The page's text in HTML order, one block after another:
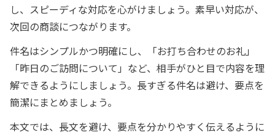
し、スピーディな対応を心がけましょう。素早い対応が、
次回の商談につながります。
件名はシンプルかつ明確にし、「お打ち合わせのお礼」
「昨日のご訪問について」など、相手がひと目で内容を理
解できるようにしましょう。長すぎる件名は避け、要点を
簡潔にまとめましょう。
本文では、長文を避け、要点を分かりやすく伝えるように